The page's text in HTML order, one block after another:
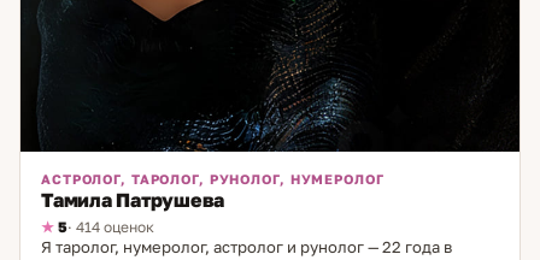
АСТРОЛОГ, ТАРОЛОГ, РУНОЛОГ, НУМЕРОЛОГ
Тамила Патрушева
5· 414 оценок
Я таролог, нумеролог, астролог и рунолог — 22 года в